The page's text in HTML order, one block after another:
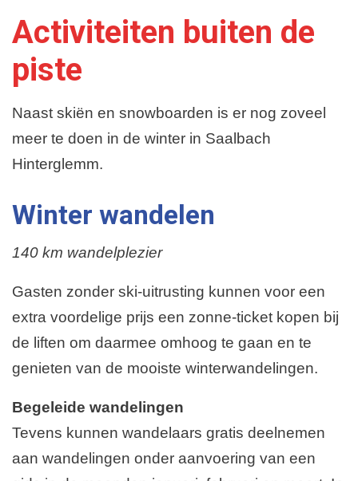
Activiteiten buiten de
piste
Naast skiën en snowboarden is er nog zoveel
meer te doen in de winter in Saalbach
Hinterglemm.
Winter wandelen
140 km wandelplezier
Gasten zonder ski-uitrusting kunnen voor een
extra voordelige prijs een zonne-ticket kopen bij
de liften om daarmee omhoog te gaan en te
genieten van de mooiste winterwandelingen.
Begeleide wandelingen
Tevens kunnen wandelaars gratis deelnemen
aan wandelingen onder aanvoering van een